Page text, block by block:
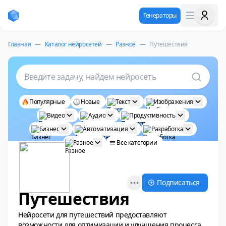
Генераторы
Главная — Каталог нейросетей — Разное — Путешествия
Введите задачу, найдем нейросеть
Популярные Новые Текст
Изображения
Видео
Аудио
Продуктивность
Бизнес
Автоматизация
Разработка
Разное
Все категории
Open options
Подписаться
Путешествия
Нейросети для путешествий предоставляют